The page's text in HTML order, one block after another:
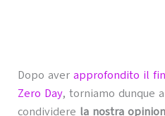
Dopo aver approfondito il
Zero Day, torniamo dunque
condividere la nostra